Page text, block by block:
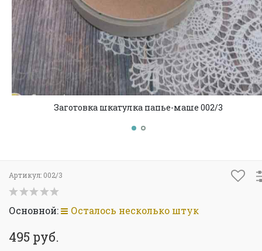
Заготовка шкатулка папье-маше 002/3
Артикул: 002/3
Основной: Осталось несколько штук
495 руб.